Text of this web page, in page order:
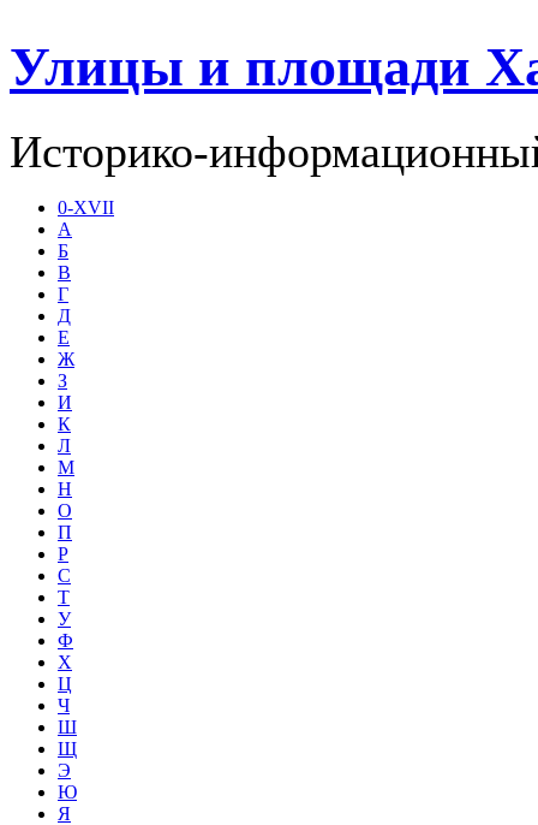
Улицы и площади
Историко-
0-XVII
А
Б
В
Г
Д
Е
Ж
З
И
К
Л
М
Н
О
П
Р
С
Т
У
Ф
Х
Ц
Ч
Ш
Щ
Э
Ю
Я